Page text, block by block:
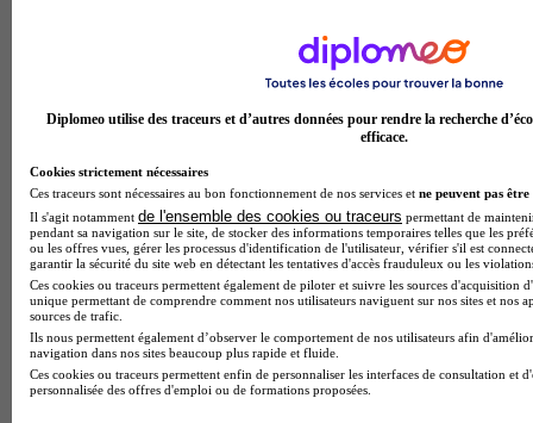
Diplomeo utilise des traceurs et d’autres données pour rendre la recherche
efficace.
Cookies strictement nécessaires
Ces traceurs sont nécessaires au bon fonctionnement de nos services et ne peuvent pas être
Il s'agit notamment de l'ensemble des cookies ou traceurs permettant de
pendant sa navigation sur le site, de stocker des informations temporaires telles que les
ou les offres vues, gérer les processus d'identification de l'utilisateur, vérifier s'il est
garantir la sécurité du site web en détectant les tentatives d'accès frauduleux ou les
Ces cookies ou traceurs permettent également de piloter et suivre les sources d'acquisition
unique permettant de comprendre comment nos utilisateurs naviguent sur nos sites et nos
sources de trafic.
Ils nous permettent également d’observer le comportement de nos utilisateurs afin
navigation dans nos sites beaucoup plus rapide et fluide.
Ces cookies ou traceurs permettent enfin de personnaliser les interfaces de consultation et
personnalisée des offres d'emploi ou de formations proposées.